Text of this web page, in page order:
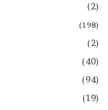
(2)
(198)
(2)
(40)
(94)
(19)